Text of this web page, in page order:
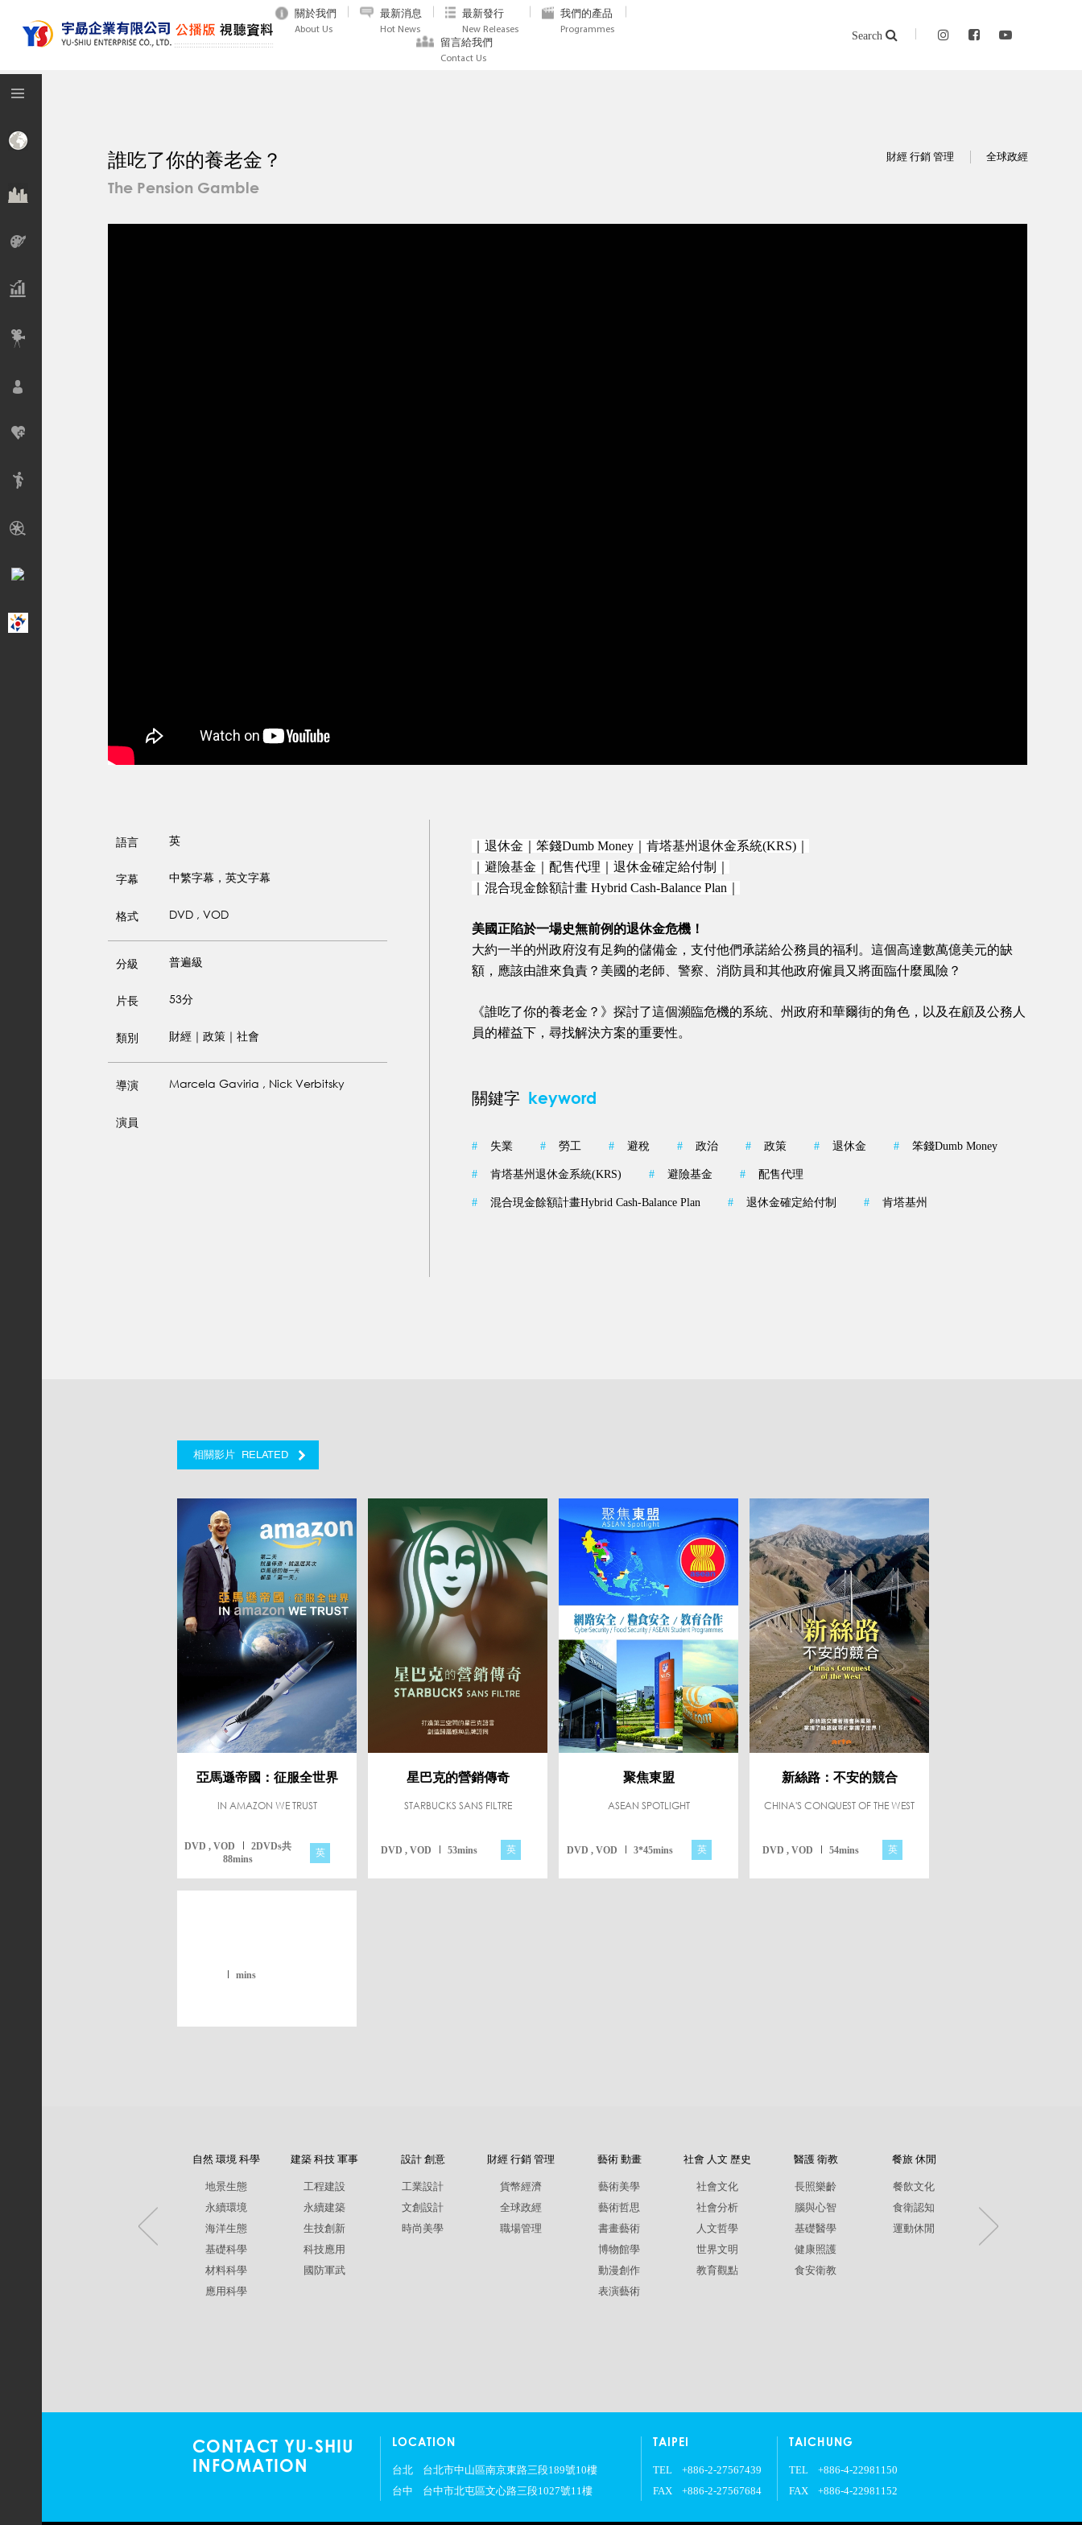
關於我們
About Us
最新消息
Hot News
最新發行
New Releases
我們的產品
Programmes
留言給我們
Contact Us
Search
誰吃了你的養老金？
The Pension Gamble
財經 行銷 管理 全球政經
語言 英
字幕 中繁字幕，英文字幕
格式 DVD , VOD
分級 普遍級
片長 53分
類別 財經｜政策｜社會
導演 Marcela Gaviria , Nick Verbitsky
演員
｜退休金｜笨錢Dumb Money ｜肯塔基州退休金系統(KRS)
｜避險基金｜配售代理｜退休金確定給付制｜
｜混合現金餘額計畫Hybrid Cash-Balance Plan
美國正陷於一場史無前例的退休金危機！
大約一半的州政府沒有足夠的儲備金，支付他們承諾給公務員的福利。這個高達數萬億美元的缺
額，應該由誰來負責？美國的老師、警察、消防員和其他政府僱員又將面臨什麼風險？
《誰吃了你的養老金？》探討了這個瀕臨危機的系統、州政府和華爾街的角色，以及在顧及公務人
員的權益下，尋找解決方案的重要性。
關鍵字 keyword
# 失業 # 勞工 # 避稅 # 政治 # 政策 # 退休金 # 笨錢Dumb Money
# 肯塔基州退休金系統(KRS) # 避險基金 # 配售代理
# 混合現金餘額計畫Hybrid Cash-Balance Plan # 退休金確定給付制 # 肯塔基州
相關影片 RELATED
亞馬遜帝國：征服全世界
IN AMAZON WE TRUST
DVD , VOD
2DVDs共
88mins
英
星巴克的營銷傳奇
STARBUCKS SANS FILTRE
DVD , VOD 53mins 英
聚焦東盟
ASEAN SPOTLIGHT
DVD , VOD 3*45mins 英
新絲路：不安的競合
CHINA'S CONQUEST OF THE WEST
DVD , VOD 54mins 英
mins
自然 環境 科學
地景生態
永續環境
海洋生態
基礎科學
材料科學
應用科學
建築 科技 軍事
工程建設
永續建築
生技創新
科技應用
國防軍武
設計 創意
工業設計
文創設計
時尚美學
財經 行銷 管理
貨幣經濟
全球政經
職場管理
藝術 動畫
藝術美學
藝術哲思
書畫藝術
博物館學
動漫創作
表演藝術
社會 人文 歷史
社會文化
社會分析
人文哲學
世界文明
教育觀點
醫護 衛教
長照樂齡
腦與心智
基礎醫學
健康照護
食安衛教
餐旅 休閒
餐飲文化
食衛認知
運動休閒
社政人文
CONTACT YU-SHIU
INFOMATION
LOCATION
台北
台北市中山區南京東路三段189號10樓
台中
台中市北屯區文心路三段1027號11樓
TAIPEI
TEL
+886-2-27567439
FAX
+886-2-27567684
TAICHUNG
TEL
+886-4-22981150
FAX
+886-4-22981152